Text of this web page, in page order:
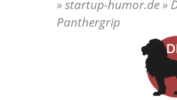
» startup-humor.de »
Panthergrip